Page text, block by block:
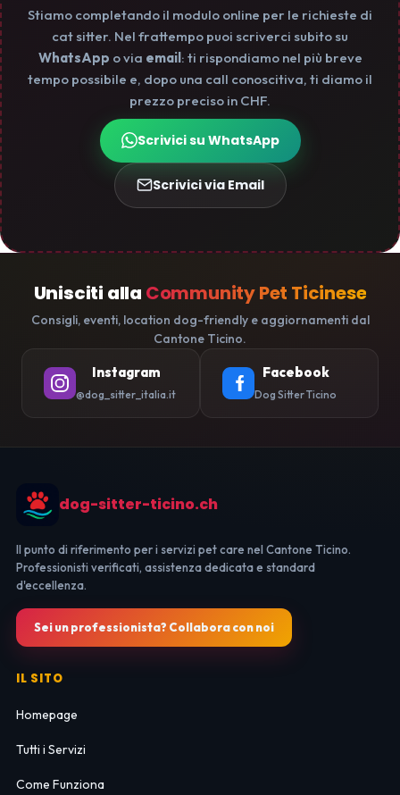
Stiamo completando il modulo online per le richieste di
cat sitter. Nel frattempo puoi scriverci subito su
WhatsApp o via email: ti rispondiamo nel più breve
tempo possibile e, dopo una call conoscitiva, ti diamo il
prezzo preciso in CHF.
Scrivici su WhatsApp
Scrivici via Email
Unisciti alla Community Pet Ticinese
Consigli, eventi, location dog-friendly e aggiornamenti dal
Cantone Ticino.
Instagram
@dog_sitter_italia.it
Facebook
Dog Sitter Ticino
dog-sitter-ticino.ch
Il punto di riferimento per i servizi pet care nel Cantone Ticino.
Professionisti verificati, assistenza dedicata e standard
d'eccellenza.
Sei un professionista? Collabora con noi
IL SITO
Homepage
Tutti i Servizi
Come Funziona